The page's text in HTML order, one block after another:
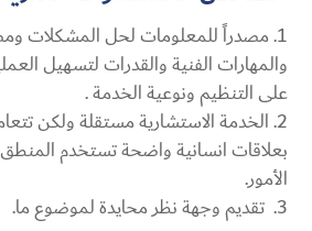
مصدراً للمعلومات لحل المشكلات
والمهارات الفنية والقدرات لتسهيل
على التنظيم ونوعية الخدمة .
الخدمة الاستشارية مستقلة ولكن
بعلاقات انسانية واضحة تستخدم
الأمور.
تقديم وجهة نظر محايدة لموضوع ما.